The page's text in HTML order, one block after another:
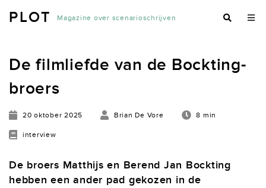
PLOT Magazine over scenarioschrijven
De filmliefde van de Bockting-
broers
20 oktober 2025 Brian De Vore 8 min
interview
De broers Matthijs en Berend Jan Bockting
hebben een ander pad gekozen in de